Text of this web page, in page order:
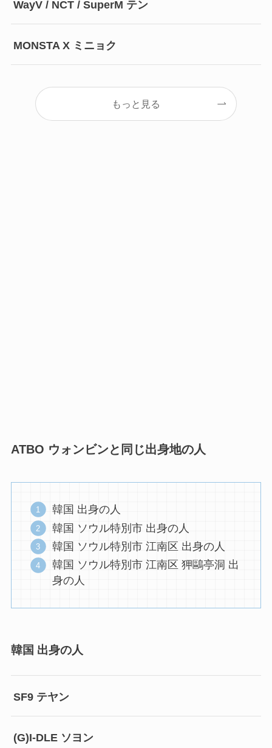
WayV / NCT / SuperM テン
MONSTA X ミニョク
もっと見る
ATBO ウォンビンと同じ出身地の人
韓国 出身の人
韓国 ソウル特別市 出身の人
韓国 ソウル特別市 江南区 出身の人
韓国 ソウル特別市 江南区 狎鷗亭洞 出
身の人
韓国 出身の人
SF9 テヤン
(G)I-DLE ソヨン